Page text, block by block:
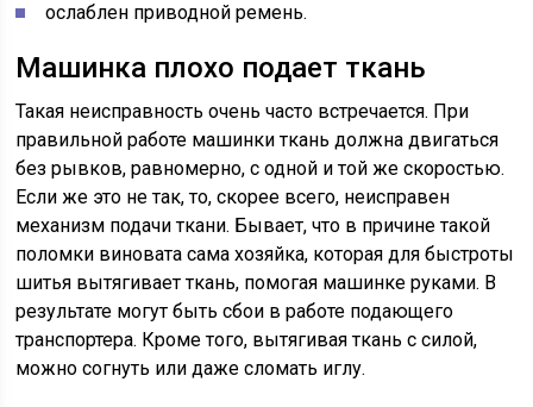
ослаблен приводной ремень.
Машинка плохо подает ткань
Такая неисправность очень часто встречается. При
правильной работе машинки ткань должна двигаться
без рывков, равномерно, с одной и той же скоростью.
Если же это не так, то, скорее всего, неисправен
механизм подачи ткани. Бывает, что в причине такой
поломки виновата сама хозяйка, которая для быстроты
шитья вытягивает ткань, помогая машинке руками. В
результате могут быть сбои в работе подающего
транспортера. Кроме того, вытягивая ткань с силой,
можно согнуть или даже сломать иглу.